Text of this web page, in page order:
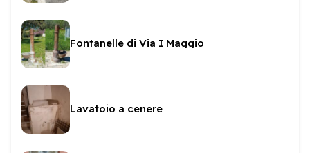
Fontanelle di Via I Maggio
Lavatoio a cenere